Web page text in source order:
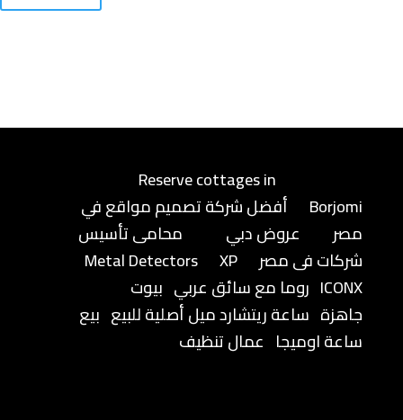
Reserve cottages in
Borjomi
أفضل شركة تصميم مواقع في
مصر
عروض دبي
محامى تأسيس
شركات فى مصر
Metal Detectors
XP
ICONX روما مع سائق عربي بيوت
جاهزة ساعة ريتشارد ميل أصلية للبيع بيع
ساعة اوميجا عمال تنظيف